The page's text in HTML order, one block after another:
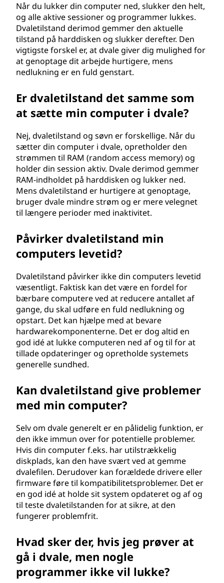
Når du lukker din computer ned, slukker den helt,
og alle aktive sessioner og programmer lukkes.
Dvaletilstand derimod gemmer den aktuelle
tilstand på harddisken og slukker derefter. Den
vigtigste forskel er, at dvale giver dig mulighed for
at genoptage dit arbejde hurtigere, mens
nedlukning er en fuld genstart.
Er dvaletilstand det samme som
at sætte min computer i dvale?
Nej, dvaletilstand og søvn er forskellige. Når du
sætter din computer i dvale, opretholder den
strømmen til RAM (random access memory) og
holder din session aktiv. Dvale derimod gemmer
RAM-indholdet på harddisken og lukker ned.
Mens dvaletilstand er hurtigere at genoptage,
bruger dvale mindre strøm og er mere velegnet
til længere perioder med inaktivitet.
Påvirker dvaletilstand min
computers levetid?
Dvaletilstand påvirker ikke din computers levetid
væsentligt. Faktisk kan det være en fordel for
bærbare computere ved at reducere antallet af
gange, du skal udføre en fuld nedlukning og
opstart. Det kan hjælpe med at bevare
hardwarekomponenterne. Det er dog altid en
god idé at lukke computeren ned af og til for at
tillade opdateringer og opretholde systemets
generelle sundhed.
Kan dvaletilstand give problemer
med min computer?
Selv om dvale generelt er en pålidelig funktion, er
den ikke immun over for potentielle problemer.
Hvis din computer f.eks. har utilstrækkelig
diskplads, kan den have svært ved at gemme
dvalefilen. Derudover kan forældede drivere eller
firmware føre til kompatibilitetsproblemer. Det er
en god idé at holde sit system opdateret og af og
til teste dvaletilstanden for at sikre, at den
fungerer problemfrit.
Hvad sker der, hvis jeg prøver at
gå i dvale, men nogle
programmer ikke vil lukke?